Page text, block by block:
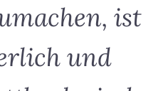
ist
und